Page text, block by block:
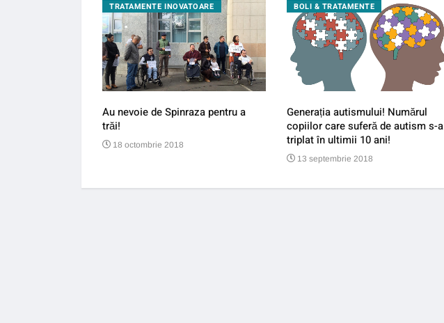
TRATAMENTE INOVATOARE
Au nevoie de Spinraza pentru a
trăi!
18 octombrie 2018
BOLI & TRATAMENTE
Generația autismului! Numărul
copiilor care suferă de autism s-a
triplat în ultimii 10 ani!
13 septembrie 2018